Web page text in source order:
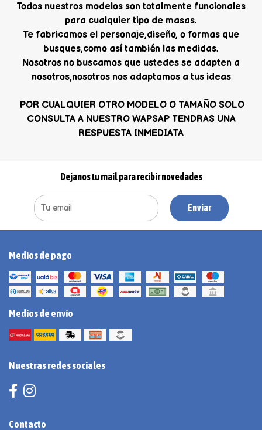
Todos nuestros modelos son totalmente funcionales
para cualquier tipo de masas.
Te fabricamos el personaje,diseño, o formas que
busques,como así también las medidas.
Nosotros no buscamos que ustedes se adapten a
nosotros,nosotros nos adaptamos a tus ideas
POR CUALQUIER OTRO MODELO O TAMAÑO SOLO
CONSULTA A NUESTRO WAPSAP TENDRAS UNA
RESPUESTA INMEDIATA
Dejanos tu mail para recibir novedades
Enviar
Medios de pago
Medios de envío
Nuestras redes sociales
Contacto